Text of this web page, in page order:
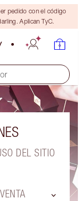
pedido con el código
Aplican TyC.
DEL SITIO